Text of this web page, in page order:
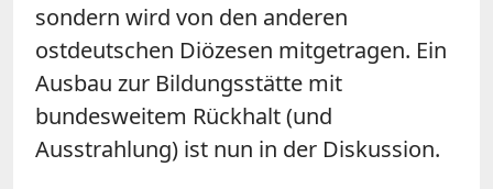
sondern wird von den anderen
ostdeutschen Diözesen mitgetragen. Ein
Ausbau zur Bildungsstätte mit
bundesweitem Rückhalt (und
Ausstrahlung) ist nun in der Diskussion.